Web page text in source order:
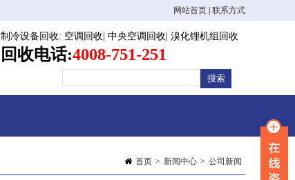
网站首页 联系方式
制冷设备回收: 空调回收 中央空调回收 溴化锂机组回收
回收电话:4008-751-251
首页 > 新闻中心 > 公司新闻